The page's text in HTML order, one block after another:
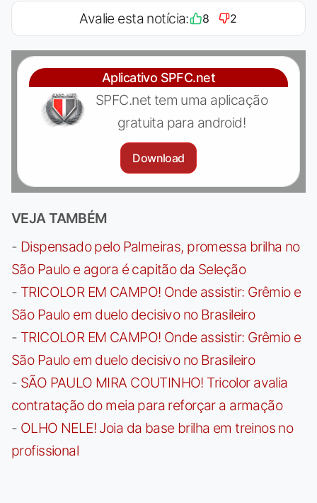
Avalie esta notícia: 8 2
Aplicativo SPFC.net
SPFC.net tem uma aplicação
gratuita para android!
Download
VEJA TAMBÉM
- Dispensado pelo Palmeiras, promessa brilha no
São Paulo e agora é capitão da Seleção
- TRICOLOR EM CAMPO! Onde assistir: Grêmio e
São Paulo em duelo decisivo no Brasileiro
- TRICOLOR EM CAMPO! Onde assistir: Grêmio e
São Paulo em duelo decisivo no Brasileiro
- SÃO PAULO MIRA COUTINHO! Tricolor avalia
contratação do meia para reforçar a armação
- OLHO NELE! Joia da base brilha em treinos no
profissional